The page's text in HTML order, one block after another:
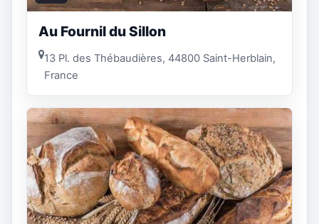
Au Fournil du Sillon
13 Pl. des Thébaudières, 44800 Saint-Herblain,
France